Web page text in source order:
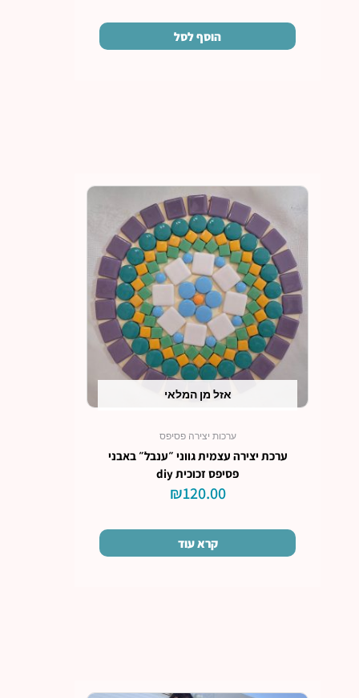
הוסף לסל
אזל מן המלאי
ערכות יצירה פסיפס
ערכת יצירה עצמית גווני ״ענבל״ באבני
פסיפס זכוכית diy
₪120.00
קרא עוד